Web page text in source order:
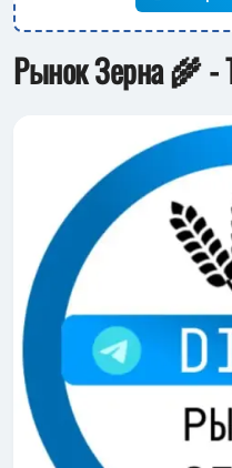
Рынок Зерна 🌾 -